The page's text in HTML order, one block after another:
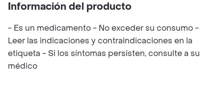
Información del producto
- Es un medicamento - No exceder su consumo -
Leer las indicaciones y contraindicaciones en la
etiqueta - Si los síntomas persisten, consulte a su
médico